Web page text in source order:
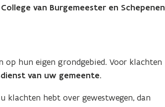
College van Burgemeester en Schepenen
op hun eigen grondgebied. Voor klachten
van uw gemeente.
klachten hebt over gewestwegen, dan